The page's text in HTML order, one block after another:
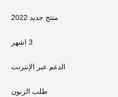
منتج جديد 2022
3 اشهر
الدعم عبر الإنترنت
طلب الزبون